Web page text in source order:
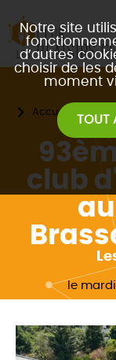
Notre site
d’autres
choisir de les
moment
TOUT
Accueil Les
club
le mardi